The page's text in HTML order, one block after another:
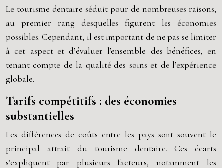
Le tourisme dentaire séduit pour de nombreuses raisons,
au premier rang desquelles figurent les économies
possibles. Cependant, il est important de ne pas se limiter
à cet aspect et d’évaluer l’ensemble des bénéfices, en
tenant compte de la qualité des soins et de l’expérience
globale.
Tarifs compétitifs : des économies
substantielles
Les différences de coûts entre les pays sont souvent le
principal attrait du tourisme dentaire. Ces écarts
s’expliquent par plusieurs facteurs, notamment les